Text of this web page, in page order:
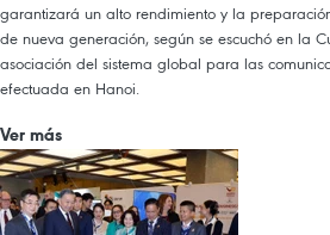
garantizará un alto rendimiento y la
de nueva generación, según se escuchó en la
asociación del sistema global para las
efectuada en Hanoi.
Ver más